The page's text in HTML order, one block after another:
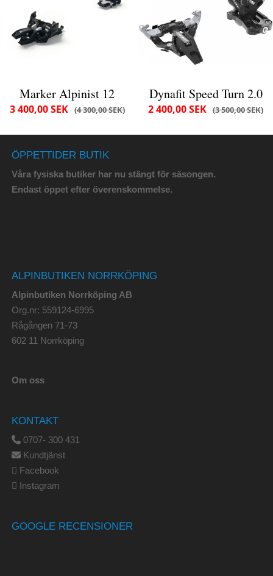
Marker Alpinist 12
4 300,00 SEK
3 400,00 SEK
Dynafit Speed Turn 2.0
3 500,00 SEK
2 400,00 SEK
ÖPPETTIDER BUTIK
Våra fysiska butiker har nu stängt för säsongen.
Endast öppet efter överenskommelse.
ALPINBUTIKEN NORRKÖPING
Alpinbutiken Norrköping AB
Org.nr: 559124-6995
Rågången 71-73
602 11 Norrköping
Om oss
KONTAKT
0707- 300 431
Kundtjänst
Facebook
Instagram
GOOGLE RECENSIONER